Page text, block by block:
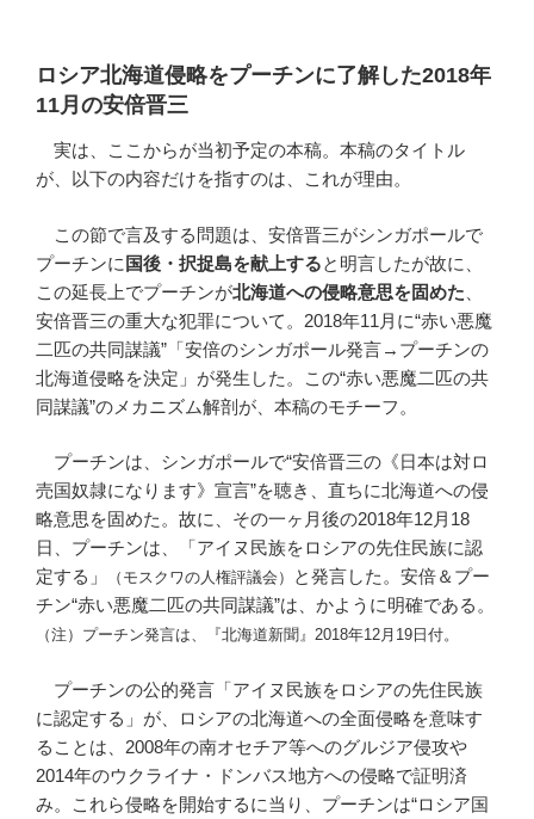
ロシア北海道侵略をプーチンに了解した2018年
11月の安倍晋三
実は、ここからが当初予定の本稿。本稿のタイトル
が、以下の内容だけを指すのは、これが理由。
この節で言及する問題は、安倍晋三がシンガポールで
プーチンに 国後・択捉島を献上すると明言したが故に、
この延長上でプーチンが北海道への侵略意思を固めた
安倍晋三の重大な犯罪について。2018年11月に“赤い悪魔
二匹の共同謀議”「安倍のシンガポール発言→プーチンの
北海道侵略を決定」が発生した。この“赤い悪魔二匹の共
同謀議”のメカニズム解剖が、本稿のモチーフ。
プーチンは、シンガポールで“安倍晋三の《日本は対ロ
売国奴隷になります》宣言”を聴き、直ちに北海道への侵
略意思を固めた。故に、その一ヶ月後の2018年12月18
日、プーチンは、「アイヌ民族をロシアの先住民族に認
定する」
（モスクワの人権評議会）
と発言した。安倍＆プー
チン“赤い悪魔二匹の共同謀議”は、かように明確である。
（注）プーチン発言は、『北海道新聞』2018年12月19日付。
プーチンの公的発言「アイヌ民族をロシアの先住民族
に認定する」が、ロシアの北海道への全面侵略を意味す
ることは、2008年の南オセチア等へのグルジア侵攻や
2014年のウクライナ・ドンバス地方への侵略で証明済
み。これら侵略を開始するに当り、プーチンは“ロシア国